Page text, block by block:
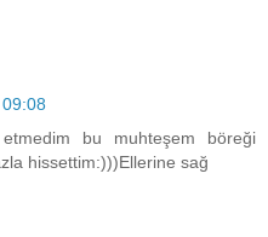
bu muhteşem böreği
hissettim:)))Ellerine sağ